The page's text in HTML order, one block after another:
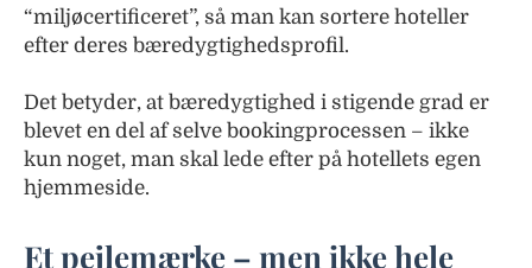
“miljøcertificeret”, så man kan sortere hoteller
efter deres bæredygtighedsprofil.
Det betyder, at bæredygtighed i stigende grad er
blevet en del af selve bookingprocessen – ikke
kun noget, man skal lede efter på hotellets egen
hjemmeside.
Et pejlemærke – men ikke hele